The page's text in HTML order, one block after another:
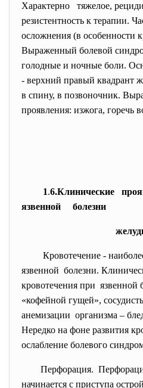
Характерно тяжелое,
резистентность к терапии.
осложнения (в особенности
Выраженный болевой
голодные и ночные боли.
- верхний правый квадрант
в спину, в позвоночник.
проявления: изжога, горечь
1.6.Клинические
язвенной болезни
Кровотечение - наиболее
язвенной болезни.
кровотечения при язвенной
«кофейной гущей»,
анемизации организма –
Нередко на фоне развития
ослабление болевого
Перфорация.
начинается с приступа